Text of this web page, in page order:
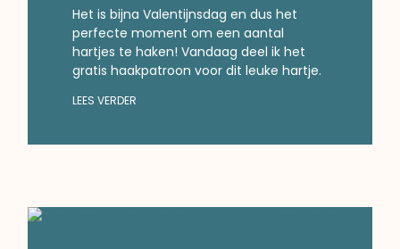
Het is bijna Valentijnsdag en dus het
perfecte moment om een aantal
hartjes te haken! Vandaag deel ik het
gratis haakpatroon voor dit leuke hartje.
LEES VERDER